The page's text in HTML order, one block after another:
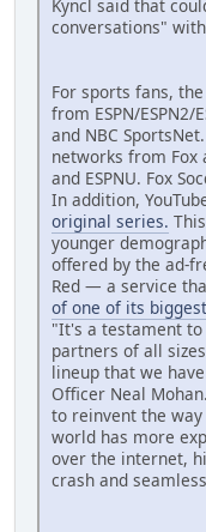
Kyncl said that
conversations"
For sports fans,
from ESPN/ESPN2/
and NBC
networks from Fox
and ESPNU. Fox
In addition,
original series.
younger
offered by the ad-
Red — a service
of one of its
"It's a testament to
partners of all
lineup that we
Officer Neal
to reinvent the
world has more
over the internet,
crash and